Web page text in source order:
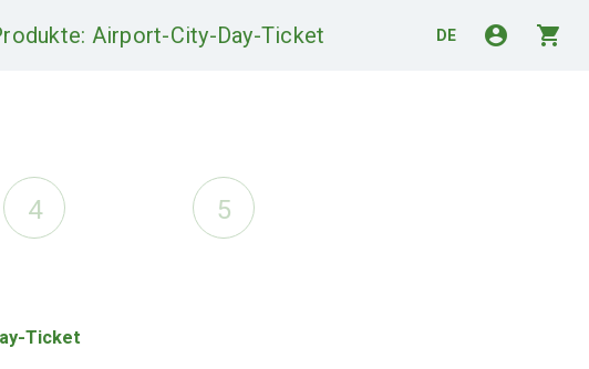
Airport-City-Day-Ticket DE account_circle shopping_cart
4 5
Ticket